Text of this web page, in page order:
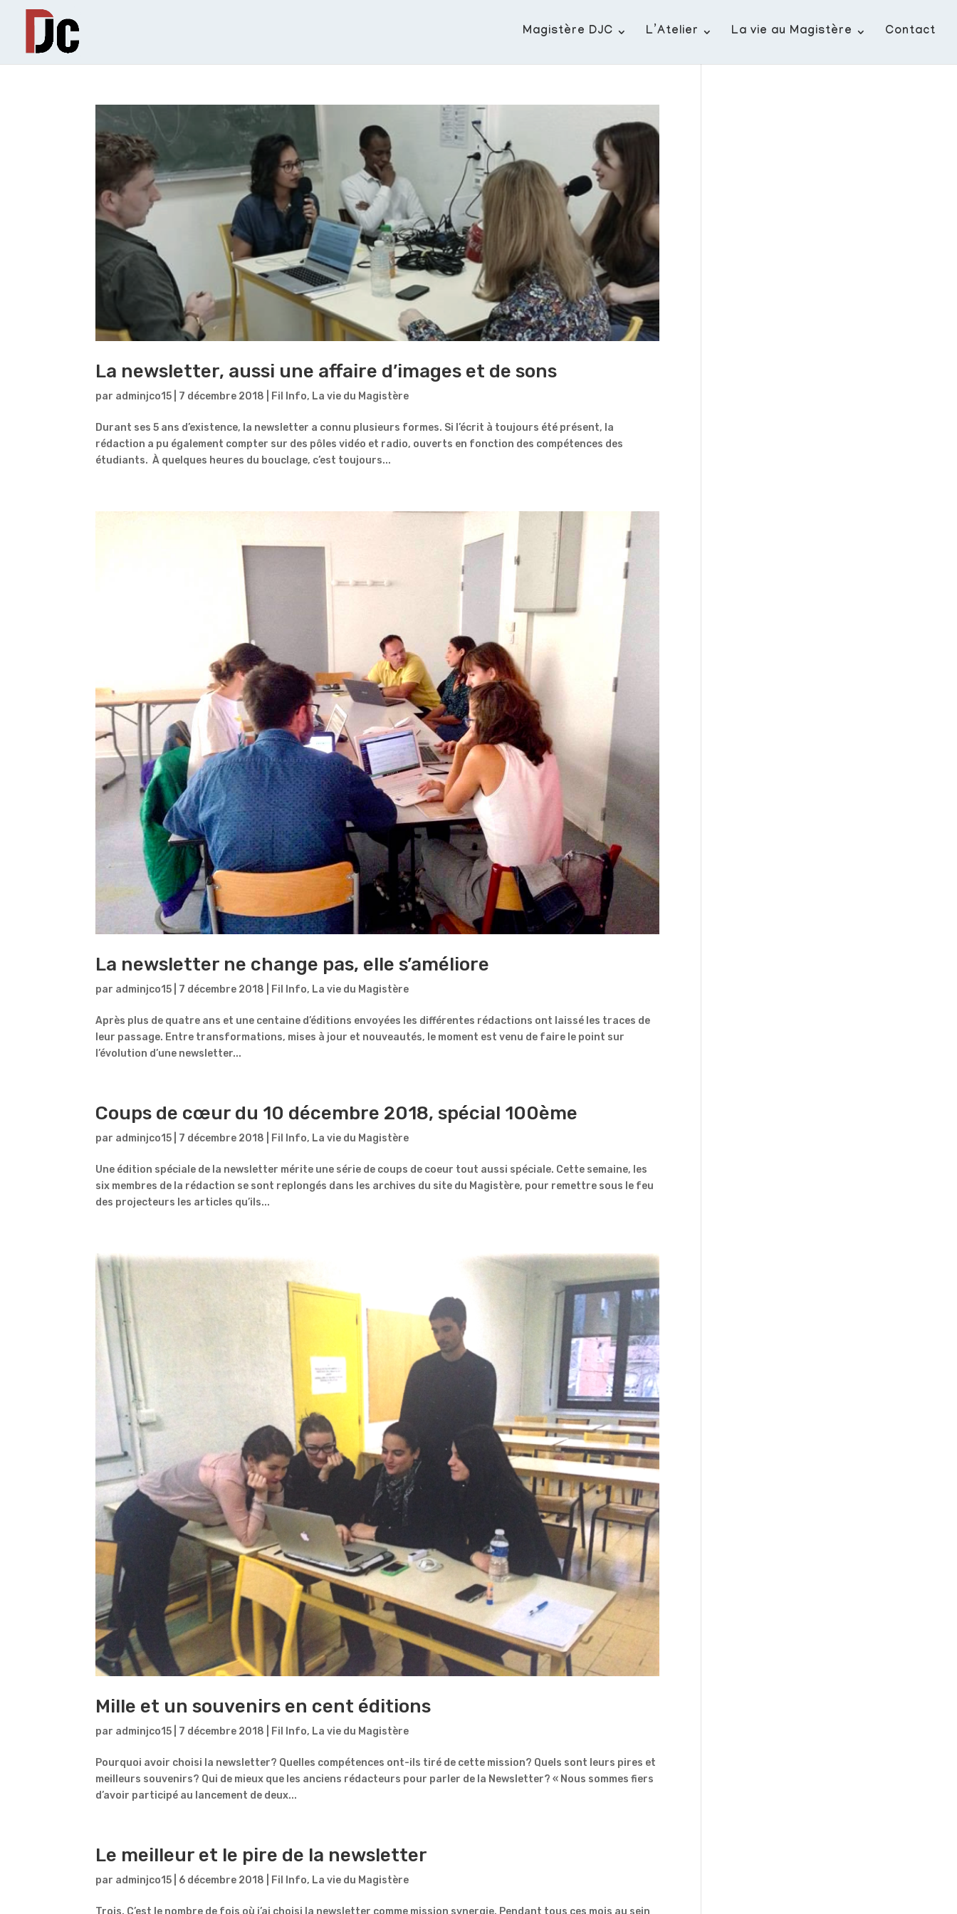
Magistère DJC L’Atelier La vie au Magistère Contact
La newsletter, aussi une affaire d’images et de sons
par adminjco15 7 décembre 2018 Fil Info, La vie du Magistère
Durant ses 5 ans d’existence, la newsletter a connu plusieurs formes. Si l’écrit à toujours été présent, la
rédaction a pu également compter sur des pôles vidéo et radio, ouverts en fonction des compétences des
étudiants. À quelques heures du bouclage, c’est toujours...
La newsletter ne change pas, elle s’améliore
par adminjco15 7 décembre 2018 Fil Info, La vie du Magistère
Après plus de quatre ans et une centaine d’éditions envoyées les différentes rédactions ont laissé les traces de
leur passage. Entre transformations, mises à jour et nouveautés, le moment est venu de faire le point sur
l’évolution d’une newsletter...
Coups de cœur du 10 décembre 2018, spécial 100ème
par adminjco15 7 décembre 2018 Fil Info, La vie du Magistère
Une édition spéciale de la newsletter mérite une série de coups de coeur tout aussi spéciale. Cette semaine, les
six membres de la rédaction se sont replongés dans les archives du site du Magistère, pour remettre sous le feu
des projecteurs les articles qu’ils...
Mille et un souvenirs en cent éditions
par adminjco15 7 décembre 2018 Fil Info, La vie du Magistère
Pourquoi avoir choisi la newsletter? Quelles compétences ont-ils tiré de cette mission? Quels sont leurs pires et
meilleurs souvenirs? Qui de mieux que les anciens rédacteurs pour parler de la Newsletter? « Nous sommes fiers
d’avoir participé au lancement de deux...
Le meilleur et le pire de la newsletter
par adminjco15 6 décembre 2018 Fil Info, La vie du Magistère
Trois. C’est le nombre de fois où j’ai choisi la newsletter comme mission synergie. Pendant tous ces mois au sein